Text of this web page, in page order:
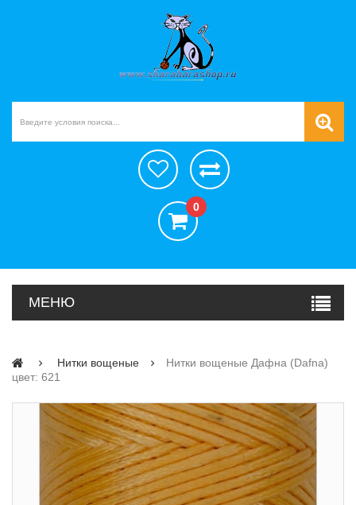
0
МЕНЮ
Нитки вощеные
Нитки вощеные Дафна (Dafna)
цвет: 621